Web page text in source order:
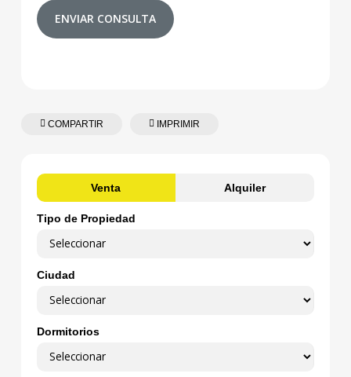
ENVIAR CONSULTA
COMPARTIR IMPRIMIR
Venta Alquiler
Tipo de Propiedad
Ciudad
Dormitorios